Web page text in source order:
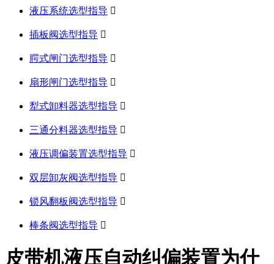
液压系统选型指导 
插板阀选型指导 
腭式闸门选型指导 
扇形闸门选型指导 
犁式卸料器选型指导 
三通分料器选型指导 
液压调偏装置选型指导 
双层卸灰阀选型指导 
锁风翻板阀选型指导 
棒条阀选型指导 
皮带机液压自动纠偏装置为什